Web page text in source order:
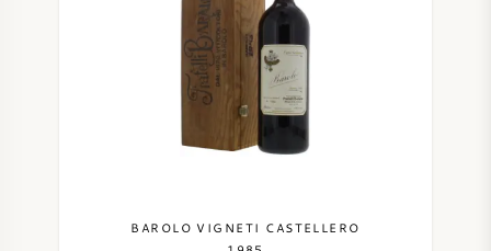
BAROLO VIGNETI CASTELLERO